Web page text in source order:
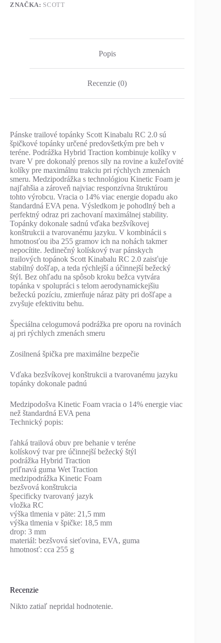
ZNAČKA: SCOTT
Popis
Recenzie (0)
Pánske trailové topánky Scott Kinabalu RC 2.0 sú
špičkové topánky určené predovšetkým pre beh v
teréne. Podrážka Hybrid Traction kombinuje kolíky v
tvare V pre dokonalý prenos sily na rovine a kužeľovité
kolíky pre maximálnu trakciu pri rýchlych zmenách
smeru. Medzipodrážka s technológiou Kinetic Foam je
najľahšia a zároveň najviac responzívna štruktúrou
tohto výrobcu. Vracia o 14% viac energie dopadu ako
štandardná EVA pena. Výsledkom je pohodlný beh a
perfektný odraz pri zachovaní maximálnej stability.
Topánky dokonale sadnú vďaka bezšvíkovej
konštrukcii a tvarovanému jazyku. V kombinácii s
hmotnosťou iba 255 gramov ich na nohách takmer
nepocítite. Jedinečný kolískový tvar pánskych
trailových topánok Scott Kinabalu RC 2.0 zaisťuje
stabilný došľap, a teda rýchlejší a účinnejší bežecký
štýl. Bez ohľadu na spôsob kroku bežca vytvára
topánka v spolupráci s telom aerodynamickejšiu
bežeckú pozíciu, zmierňuje náraz päty pri došľape a
zvyšuje efektivitu behu.
Špeciálna celogumová podrážka pre oporu na rovinách
aj pri rýchlych zmenách smeru
Zosilnená špička pre maximálne bezpečie
Vďaka bezšvíkovej konštrukcii a tvarovanému jazyku
topánky dokonale padnú
Medzipodošva Kinetic Foam vracia o 14% energie viac
než štandardná EVA pena
Technický popis:
ľahká trailová obuv pre behanie v teréne
kolískový tvar pre účinnejší bežecký štýl
podrážka Hybrid Traction
priľnavá guma Wet Traction
medzipodrážka Kinetic Foam
bezšvová konštrukcia
špecificky tvarovaný jazyk
vložka RC
výška tlmenia v päte: 21,5 mm
výška tlmenia v špičke: 18,5 mm
drop: 3 mm
materiál: bezšvová sieťovina, EVA, guma
hmotnosť: cca 255 g
Recenzie
Nikto zatiaľ nepridal hodnotenie.